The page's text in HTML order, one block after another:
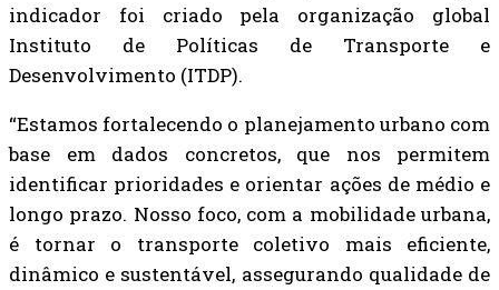
indicador foi criado pela organização global
Instituto de Políticas de Transporte e
Desenvolvimento (ITDP).
“Estamos fortalecendo o planejamento urbano com
base em dados concretos, que nos permitem
identificar prioridades e orientar ações de médio e
longo prazo. Nosso foco, com a mobilidade urbana,
é tornar o transporte coletivo mais eficiente,
dinâmico e sustentável, assegurando qualidade de